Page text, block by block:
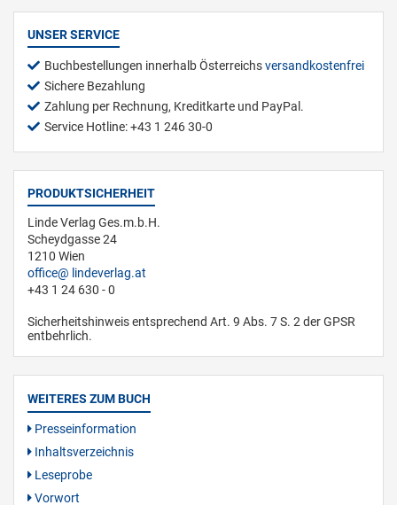
UNSER SERVICE
Buchbestellungen innerhalb Österreichsversandkostenfrei
Sichere Bezahlung
Zahlung per Rechnung, Kreditkarte und PayPal.
Service Hotline: +43 1 246 30-0
PRODUKTSICHERHEIT
Linde Verlag Ges.m.b.H.
Scheydgasse 24
1210 Wien
office
lindeverlag.at
+43 1 24 630 - 0
Sicherheitshinweis entsprechend Art. 9 Abs. 7 S. 2 der GPSR
entbehrlich.
WEITERES ZUM BUCH
Presseinformation
Inhaltsverzeichnis
Leseprobe
Vorwort